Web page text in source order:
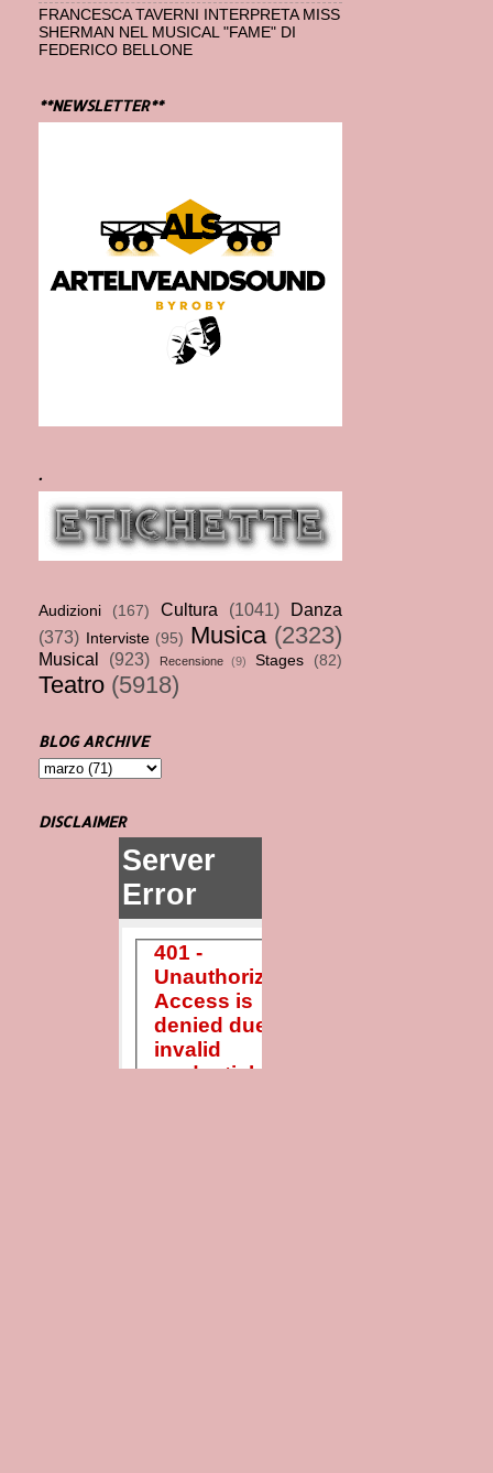
FRANCESCA TAVERNI INTERPRETA MISS
SHERMAN NEL MUSICAL "FAME" DI
FEDERICO BELLONE
**NEWSLETTER**
.
Audizioni (167) Cultura (1041)
Danza
(373)
Interviste (95) Musica (2323)
Musical (923) Recensione (9) Stages (82)
Teatro (5918)
BLOG ARCHIVE
DISCLAIMER